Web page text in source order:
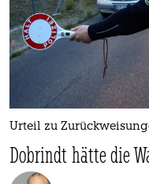
Urteil zu
Dobrindt hätte die